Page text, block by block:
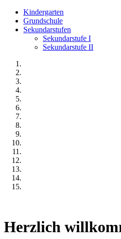
Kindergarten
Grundschule
Sekundarstufen
Sekundarstufe I
Sekundarstufe II
Herzlich